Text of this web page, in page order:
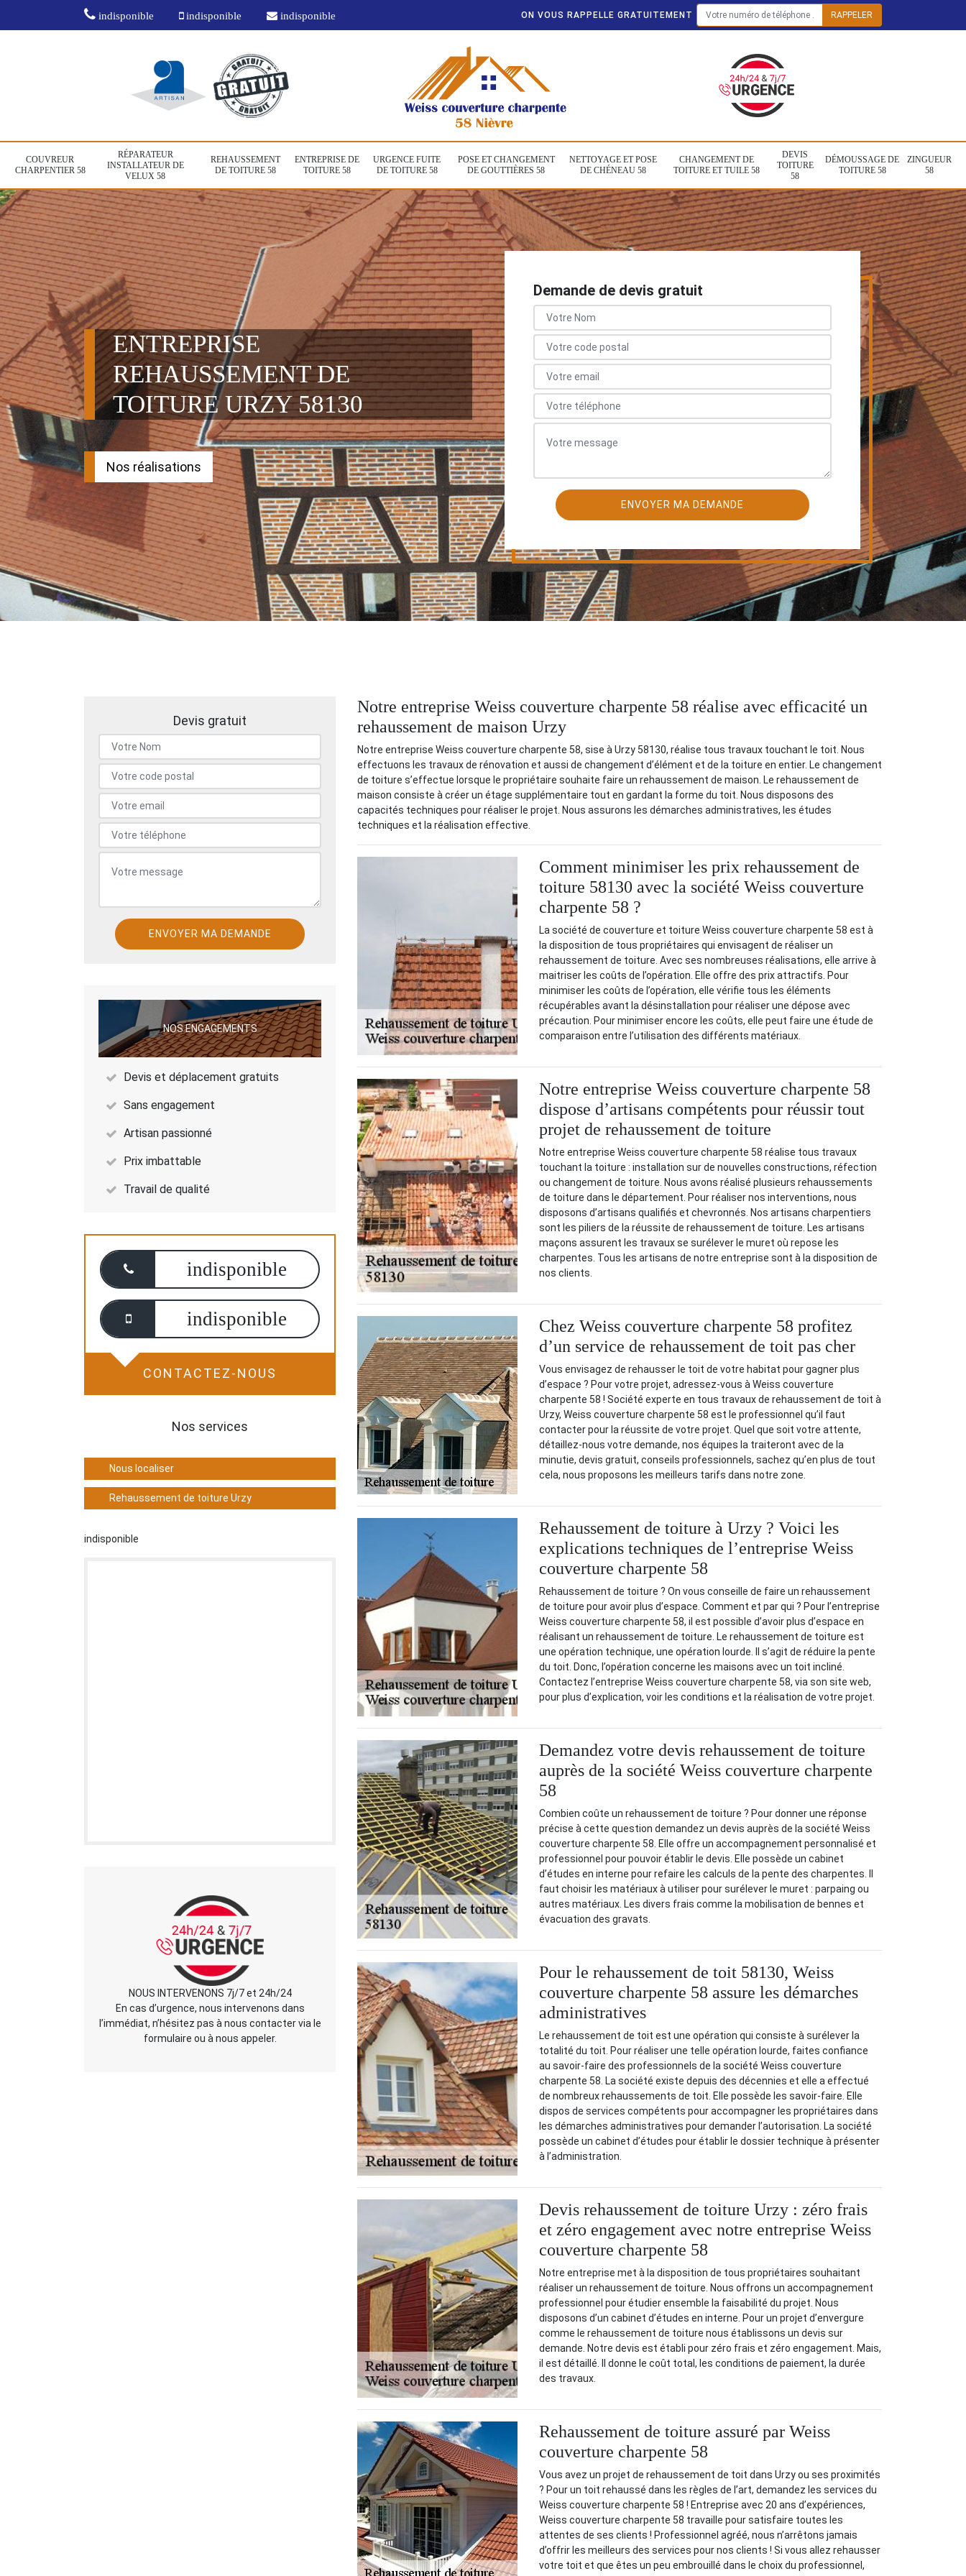
indisponible indisponible indisponible ON VOUS RAPPELLE GRATUITEMENT
COUVREUR
CHARPENTIER 58
RÉPARATEUR
INSTALLATEUR DE
VELUX 58
REHAUSSEMENT
DE TOITURE 58
ENTREPRISE DE
TOITURE 58
URGENCE FUITE
DE TOITURE 58
POSE ET CHANGEMENT
DE GOUTTIÈRES 58
NETTOYAGE ET POSE
DE CHÉNEAU 58
CHANGEMENT DE
TOITURE ET TUILE 58
DEVIS
TOITURE
58
DÉMOUSSAGE DE
TOITURE 58
ZINGUEUR
58
ENTREPRISE
REHAUSSEMENT DE
TOITURE URZY 58130
Nos réalisations
Demande de devis gratuit
Devis gratuit
NOS ENGAGEMENTS
Devis et déplacement gratuits
Sans engagement
Artisan passionné
Prix imbattable
Travail de qualité
indisponible
indisponible
CONTACTEZ-NOUS
Nos services
Nous localiser
Rehaussement de toiture Urzy
indisponible
NOUS INTERVENONS 7j/7 et 24h/24
En cas d’urgence, nous intervenons dans
l’immédiat, n’hésitez pas à nous contacter via le
formulaire ou à nous appeler.
Notre entreprise Weiss couverture charpente 58 réalise avec efficacité un
rehaussement de maison Urzy
Notre entreprise Weiss couverture charpente 58, sise à Urzy 58130, réalise tous travaux touchant le toit. Nous
effectuons les travaux de rénovation et aussi de changement d’élément et de la toiture en entier. Le changement
de toiture s’effectue lorsque le propriétaire souhaite faire un rehaussement de maison. Le rehaussement de
maison consiste à créer un étage supplémentaire tout en gardant la forme du toit. Nous disposons des
capacités techniques pour réaliser le projet. Nous assurons les démarches administratives, les études
techniques et la réalisation effective.
Comment minimiser les prix rehaussement de
toiture 58130 avec la société Weiss couverture
charpente 58 ?
La société de couverture et toiture Weiss couverture charpente 58 est à
la disposition de tous propriétaires qui envisagent de réaliser un
rehaussement de toiture. Avec ses nombreuses réalisations, elle arrive à
maitriser les coûts de l’opération. Elle offre des prix attractifs. Pour
minimiser les coûts de l’opération, elle vérifie tous les éléments
récupérables avant la désinstallation pour réaliser une dépose avec
précaution. Pour minimiser encore les coûts, elle peut faire une étude de
comparaison entre l’utilisation des différents matériaux.
Notre entreprise Weiss couverture charpente 58
dispose d’artisans compétents pour réussir tout
projet de rehaussement de toiture
Notre entreprise Weiss couverture charpente 58 réalise tous travaux
touchant la toiture : installation sur de nouvelles constructions, réfection
ou changement de toiture. Nous avons réalisé plusieurs rehaussements
de toiture dans le département. Pour réaliser nos interventions, nous
disposons d’artisans qualifiés et chevronnés. Nos artisans charpentiers
sont les piliers de la réussite de rehaussement de toiture. Les artisans
maçons assurent les travaux se surélever le muret où repose les
charpentes. Tous les artisans de notre entreprise sont à la disposition de
nos clients.
Chez Weiss couverture charpente 58 profitez
d’un service de rehaussement de toit pas cher
Vous envisagez de rehausser le toit de votre habitat pour gagner plus
d’espace ? Pour votre projet, adressez-vous à Weiss couverture
charpente 58 ! Société experte en tous travaux de rehaussement de toit à
Urzy, Weiss couverture charpente 58 est le professionnel qu’il faut
contacter pour la réussite de votre projet. Quel que soit votre attente,
détaillez-nous votre demande, nos équipes la traiteront avec de la
minutie, devis gratuit, conseils professionnels, sachez qu’en plus de tout
cela, nous proposons les meilleurs tarifs dans notre zone.
Rehaussement de toiture à Urzy ? Voici les
explications techniques de l’entreprise Weiss
couverture charpente 58
Rehaussement de toiture ? On vous conseille de faire un rehaussement
de toiture pour avoir plus d’espace. Comment et par qui ? Pour l’entreprise
Weiss couverture charpente 58, il est possible d’avoir plus d’espace en
réalisant un rehaussement de toiture. Le rehaussement de toiture est
une opération technique, une opération lourde. Il s’agit de réduire la pente
du toit. Donc, l’opération concerne les maisons avec un toit incliné.
Contactez l’entreprise Weiss couverture charpente 58, via son site web,
pour plus d’explication, voir les conditions et la réalisation de votre projet.
Demandez votre devis rehaussement de toiture
auprès de la société Weiss couverture charpente
58
Combien coûte un rehaussement de toiture ? Pour donner une réponse
précise à cette question demandez un devis auprès de la société Weiss
couverture charpente 58. Elle offre un accompagnement personnalisé et
professionnel pour pouvoir établir le devis. Elle possède un cabinet
d’études en interne pour refaire les calculs de la pente des charpentes. Il
faut choisir les matériaux à utiliser pour surélever le muret : parpaing ou
autres matériaux. Les divers frais comme la mobilisation de bennes et
évacuation des gravats.
Pour le rehaussement de toit 58130, Weiss
couverture charpente 58 assure les démarches
administratives
Le rehaussement de toit est une opération qui consiste à surélever la
totalité du toit. Pour réaliser une telle opération lourde, faites confiance
au savoir-faire des professionnels de la société Weiss couverture
charpente 58. La société existe depuis des décennies et elle a effectué
de nombreux rehaussements de toit. Elle possède les savoir-faire. Elle
dispos de services compétents pour accompagner les propriétaires dans
les démarches administratives pour demander l’autorisation. La société
possède un cabinet d’études pour établir le dossier technique à présenter
à l’administration.
Devis rehaussement de toiture Urzy : zéro frais
et zéro engagement avec notre entreprise Weiss
couverture charpente 58
Notre entreprise met à la disposition de tous propriétaires souhaitant
réaliser un rehaussement de toiture. Nous offrons un accompagnement
professionnel pour étudier ensemble la faisabilité du projet. Nous
disposons d’un cabinet d’études en interne. Pour un projet d’envergure
comme le rehaussement de toiture nous établissons un devis sur
demande. Notre devis est établi pour zéro frais et zéro engagement. Mais,
il est détaillé. Il donne le coût total, les conditions de paiement, la durée
des travaux.
Rehaussement de toiture assuré par Weiss
couverture charpente 58
Vous avez un projet de rehaussement de toit dans Urzy ou ses proximités
? Pour un toit rehaussé dans les règles de l’art, demandez les services du
Weiss couverture charpente 58 ! Entreprise avec 20 ans d’expériences,
Weiss couverture charpente 58 travaille pour satisfaire toutes les
attentes de ses clients ! Professionnel agréé, nous n’arrêtons jamais
d’offrir les meilleurs des services pour nos clients ! Si vous allez rehausser
votre toit et que êtes un peu embrouillé dans le choix du professionnel,